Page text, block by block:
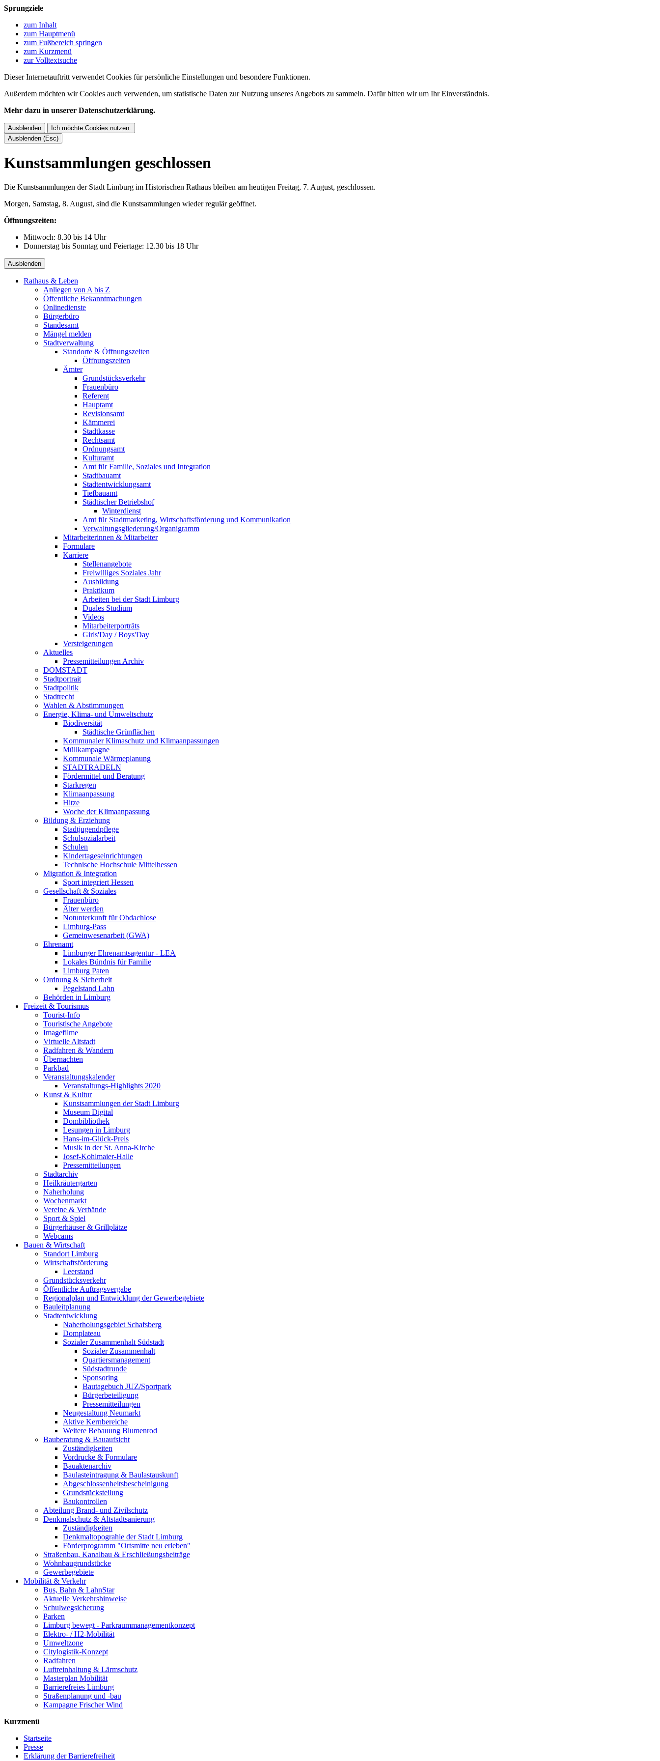
Sprungziele
zum Inhalt
zum Hauptmenü
zum Fußbereich springen
zum Kurzmenü
zur Volltextsuche
Dieser Internetauftritt verwendet Cookies für persönliche Einstellungen und besondere Funktionen.
Außerdem möchten wir Cookies auch verwenden, um statistische Daten zur Nutzung unseres Angebots zu sammeln. Dafür bitten wir um Ihr Einverständnis.
Mehr dazu in unserer Datenschutzerklärung.
Ausblenden
Ich möchte Cookies nutzen.
Ausblenden (Esc)
Kunstsammlungen geschlossen
Die Kunstsammlungen der Stadt Limburg im Historischen Rathaus bleiben am heutigen Freitag, 7. August, geschlossen.
Morgen, Samstag, 8. August, sind die Kunstsammlungen wieder regulär geöffnet.
Öffnungszeiten:
Mittwoch: 8.30 bis 14 Uhr
Donnerstag bis Sonntag und Feiertage: 12.30 bis 18 Uhr
Ausblenden
Rathaus & Leben
Anliegen von A bis Z
Öffentliche Bekanntmachungen
Onlinedienste
Bürgerbüro
Standesamt
Mängel melden
Stadtverwaltung
Standorte & Öffnungszeiten
Öffnungszeiten
Ämter
Grundstücksverkehr
Frauenbüro
Referent
Hauptamt
Revisionsamt
Kämmerei
Stadtkasse
Rechtsamt
Ordnungsamt
Kulturamt
Amt für Familie, Soziales und Integration
Stadtbauamt
Stadtentwicklungsamt
Tiefbauamt
Städtischer Betriebshof
Winterdienst
Amt für Stadtmarketing, Wirtschaftsförderung und Kommunikation
Verwaltungsgliederung/Organigramm
Mitarbeiterinnen & Mitarbeiter
Formulare
Karriere
Stellenangebote
Freiwilliges Soziales Jahr
Ausbildung
Praktikum
Arbeiten bei der Stadt Limburg
Duales Studium
Videos
Mitarbeiterporträts
Girls'Day / Boys'Day
Versteigerungen
Aktuelles
Pressemitteilungen Archiv
DOMSTADT
Stadtportrait
Stadtpolitik
Stadtrecht
Wahlen & Abstimmungen
Energie, Klima- und Umweltschutz
Biodiversität
Städtische Grünflächen
Kommunaler Klimaschutz und Klimaanpassungen
Müllkampagne
Kommunale Wärmeplanung
STADTRADELN
Fördermittel und Beratung
Starkregen
Klimaanpassung
Hitze
Woche der Klimaanpassung
Bildung & Erziehung
Stadtjugendpflege
Schulsozialarbeit
Schulen
Kindertageseinrichtungen
Technische Hochschule Mittelhessen
Migration & Integration
Sport integriert Hessen
Gesellschaft & Soziales
Frauenbüro
Älter werden
Notunterkunft für Obdachlose
Limburg-Pass
Gemeinwesenarbeit (GWA)
Ehrenamt
Limburger Ehrenamtsagentur - LEA
Lokales Bündnis für Familie
Limburg Paten
Ordnung & Sicherheit
Pegelstand Lahn
Behörden in Limburg
Freizeit & Tourismus
Tourist-Info
Touristische Angebote
Imagefilme
Virtuelle Altstadt
Radfahren & Wandern
Übernachten
Parkbad
Veranstaltungskalender
Veranstaltungs-Highlights 2020
Kunst & Kultur
Kunstsammlungen der Stadt Limburg
Museum Digital
Dombibliothek
Lesungen in Limburg
Hans-im-Glück-Preis
Musik in der St. Anna-Kirche
Josef-Kohlmaier-Halle
Pressemitteilungen
Stadtarchiv
Heilkräutergarten
Naherholung
Wochenmarkt
Vereine & Verbände
Sport & Spiel
Bürgerhäuser & Grillplätze
Webcams
Bauen & Wirtschaft
Standort Limburg
Wirtschaftsförderung
Leerstand
Grundstücksverkehr
Öffentliche Auftragsvergabe
Regionalplan und Entwicklung der Gewerbegebiete
Bauleitplanung
Stadtentwicklung
Naherholungsgebiet Schafsberg
Domplateau
Sozialer Zusammenhalt Südstadt
Sozialer Zusammenhalt
Quartiersmanagement
Südstadtrunde
Sponsoring
Bautagebuch JUZ/Sportpark
Bürgerbeteiligung
Pressemitteilungen
Neugestaltung Neumarkt
Aktive Kernbereiche
Weitere Bebauung Blumenrod
Bauberatung & Bauaufsicht
Zuständigkeiten
Vordrucke & Formulare
Bauaktenarchiv
Baulasteintragung & Baulastauskunft
Abgeschlossenheitsbescheinigung
Grundstücksteilung
Baukontrollen
Abteilung Brand- und Zivilschutz
Denkmalschutz & Altstadtsanierung
Zuständigkeiten
Denkmaltopograhie der Stadt Limburg
Förderprogramm "Ortsmitte neu erleben"
Straßenbau, Kanalbau & Erschließungsbeiträge
Wohnbaugrundstücke
Gewerbegebiete
Mobilität & Verkehr
Bus, Bahn & LahnStar
Aktuelle Verkehrshinweise
Schulwegsicherung
Parken
Limburg bewegt - Park­raum­management­konzept
Elektro- / H2-Mobilität
Umweltzone
Citylogistik-Konzept
Radfahren
Luftreinhaltung & Lärmschutz
Masterplan Mobilität
Barrierefreies Limburg
Straßenplanung und -bau
Kampagne Frischer Wind
Kurzmenü
Startseite
Presse
Erklärung der Barrierefreiheit